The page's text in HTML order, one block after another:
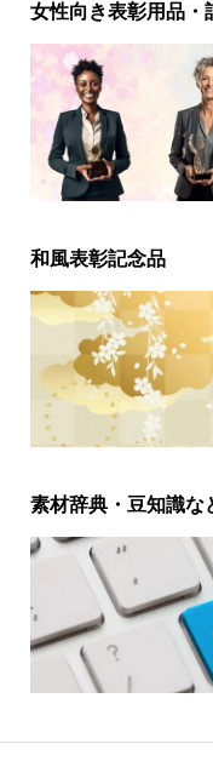
女性向き表彰用品・
和風表彰記念品
素材辞典・豆知識な